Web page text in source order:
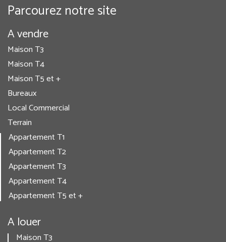
Parcourez notre site
A vendre
Maison T3
Maison T4
Maison T5 et +
Bureaux
Local Commercial
Terrain
Appartement T1
Appartement T2
Appartement T3
Appartement T4
Appartement T5 et +
A louer
Maison T3